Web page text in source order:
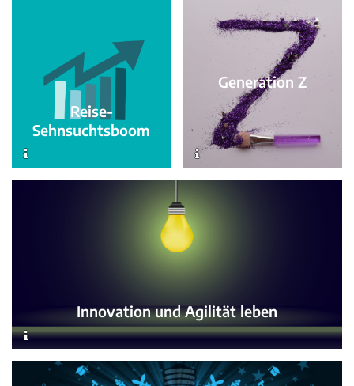
Reise-
Sehnsuchtsboom
Innovation und Agilität leben
Generation Z